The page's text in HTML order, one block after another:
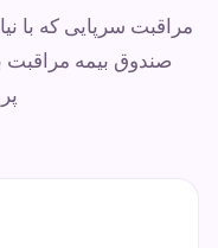
مراقبت سرپایی که با
صندوق بیمه مراقبت